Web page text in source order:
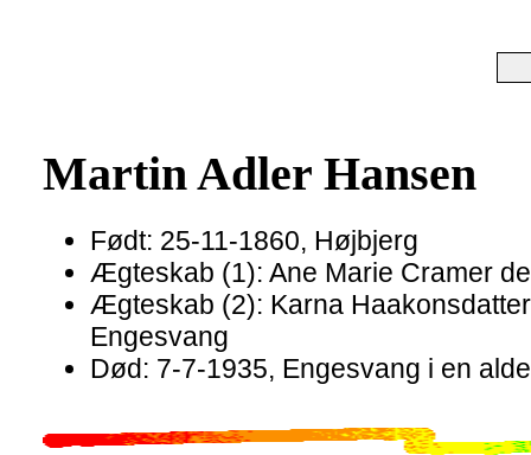
Martin Adler Hansen
Født: 25-11-1860, Højbjerg
Ægteskab (1): Ane Marie Cramer
Ægteskab (2): Karna
Engesvang
Død: 7-7-1935, Engesvang i en